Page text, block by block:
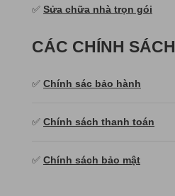
✅ Sửa chữa nhà trọn gói
CÁC CHÍNH SÁCH
✅ Chính sác bảo hành
✅ Chính sách thanh toán
✅ Chính sách bảo mật